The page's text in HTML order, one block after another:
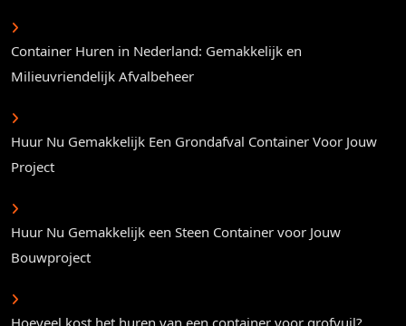
Container Huren in Nederland: Gemakkelijk en
Milieuvriendelijk Afvalbeheer
Huur Nu Gemakkelijk Een Grondafval Container Voor Jouw
Project
Huur Nu Gemakkelijk een Steen Container voor Jouw
Bouwproject
Hoeveel kost het huren van een container voor grofvuil?